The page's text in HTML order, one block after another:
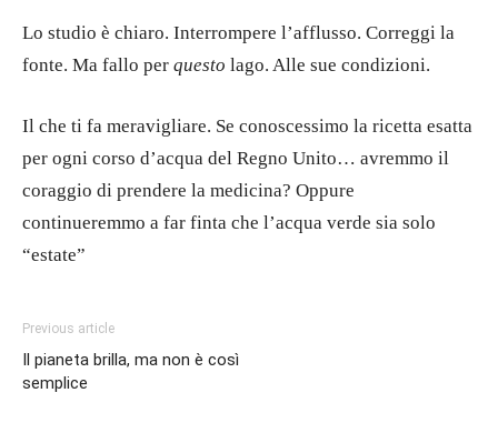
Lo studio è chiaro. Interrompere l’afflusso. Correggi la
fonte. Ma fallo per questo lago. Alle sue condizioni.
Il che ti fa meravigliare. Se conoscessimo la ricetta esatta
per ogni corso d’acqua del Regno Unito… avremmo il
coraggio di prendere la medicina? Oppure
continueremmo a far finta che l’acqua verde sia solo
“estate”
Previous article
Il pianeta brilla, ma non è così
semplice